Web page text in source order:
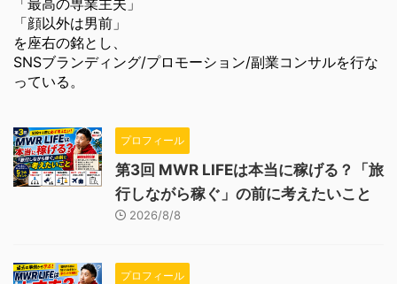
「最高の専業主夫」
「顔以外は男前」
を座右の銘とし、
SNSブランディング/プロモーション/副業コンサルを行な
っている。
プロフィール
第3回 MWR LIFEは本当に稼げる？「旅
行しながら稼ぐ」の前に考えたいこと
2026/8/8
プロフィール